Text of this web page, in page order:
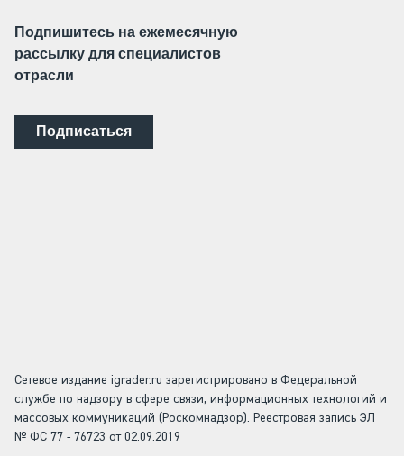
Подпишитесь на ежемесячную
рассылку для специалистов
отрасли
Подписаться
Сетевое издание igrader.ru зарегистрировано в Федеральной
службе по надзору в сфере связи, информационных технологий и
массовых коммуникаций (Роскомнадзор). Реестровая запись ЭЛ
№ ФС 77 - 76723 от 02.09.2019